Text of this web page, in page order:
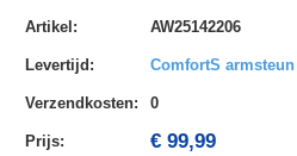
Artikel : AW25142206
Levertijd : ComfortS
Verzendkosten: 0
Prijs: € 99,99